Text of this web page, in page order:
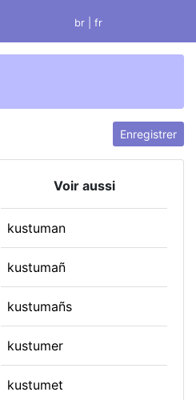
br | fr
Enregistrer
Voir aussi
kustuman
kustumañ
kustumañs
kustumer
kustumet